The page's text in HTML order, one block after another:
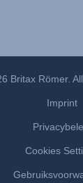
Britax Römer.
Imprint
Cookies